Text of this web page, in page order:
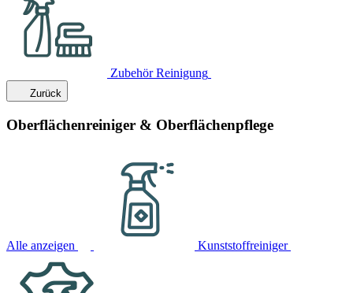
Zubehör Reinigung
Zurück
Oberflächenreiniger & Oberflächenpflege
Alle anzeigen Kunststoffreiniger